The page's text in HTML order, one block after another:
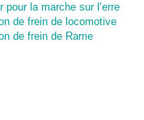
la marche sur l’erre
de frein de locomotive
de frein de Rame